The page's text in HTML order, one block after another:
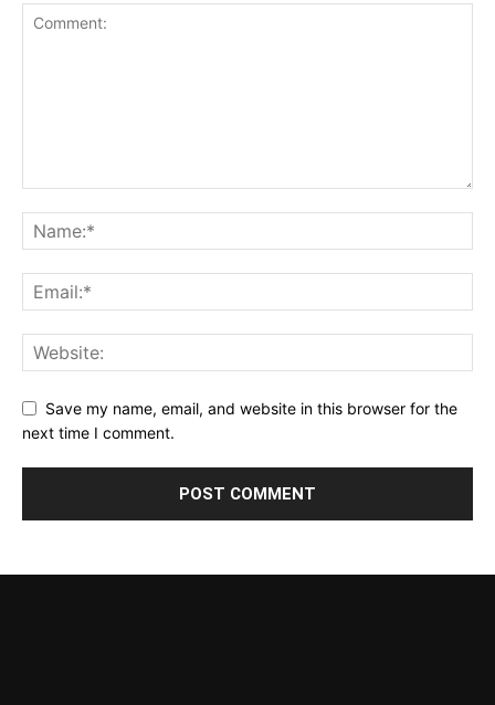
Save my name, email, and website in this browser for the
next time I comment.